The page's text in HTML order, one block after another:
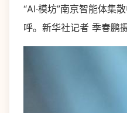
“AI·模坊”南京智能体集
呼。新华社记者 季春鹏